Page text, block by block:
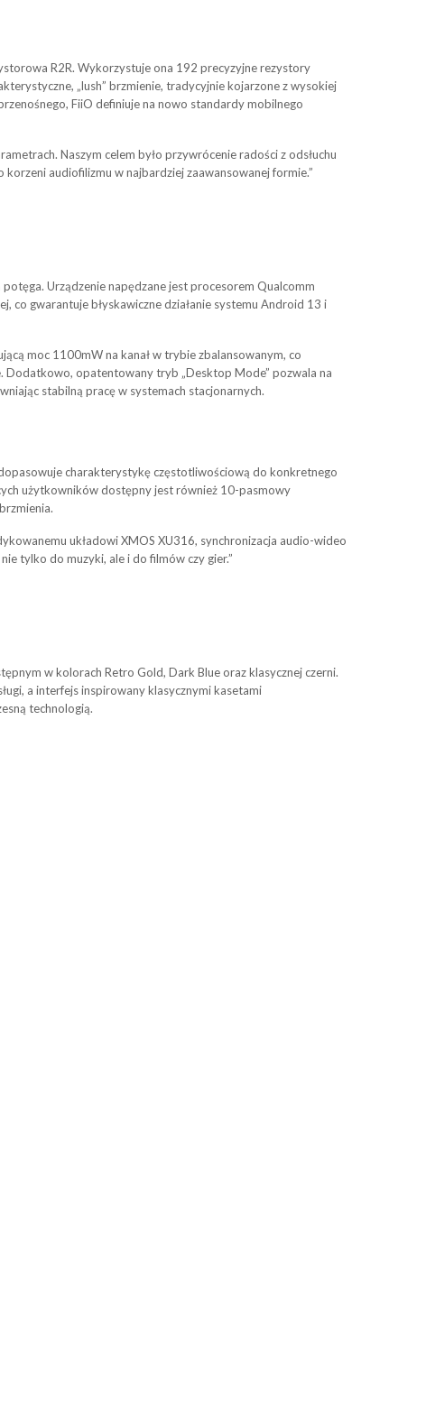
R2R. Wykorzystuje ona 192 precyzyjne rezystory
„lush” brzmienie, tradycyjnie kojarzone z wysokiej
FiiO definiuje na nowo standardy mobilnego
Naszym celem było przywrócenie radości z odsłuchu
audiofilizmu w najbardziej zaawansowanej formie.”
Urządzenie napędzane jest procesorem Qualcomm
co gwarantuje błyskawiczne działanie systemu Android 13 i
moc 1100mW na kanał w trybie zbalansowanym, co
Dodatkowo, opatentowany tryb „Desktop Mode” pozwala na
stabilną pracę w systemach stacjonarnych.
charakterystykę częstotliwościową do konkretnego
użytkowników dostępny jest również 10-pasmowy
układowi XMOS XU316, synchronizacja audio-wideo
tylko do muzyki, ale i do filmów czy gier.”
w kolorach Retro Gold, Dark Blue oraz klasycznej czerni.
a interfejs inspirowany klasycznymi kasetami
technologią.